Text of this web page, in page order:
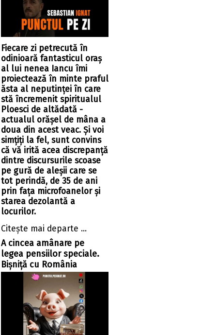
Fiecare zi petrecută în
odinioară fantasticul oraș
al lui nenea Iancu îmi
proiectează în minte praful
ăsta al neputinței în care
stă încremenit spiritualul
Ploesci de altădată -
actualul orășel de mâna a
doua din acest veac. Și voi
simțiți la fel, sunt convins
că vă irită acea discrepanță
dintre discursurile scoase
pe gură de aleșii care se
tot perindă, de 35 de ani
prin fața microfoanelor și
starea dezolantă a
locurilor.
Citeşte mai departe ...
A cincea amânare pe
legea pensiilor speciale.
Bișniță cu România